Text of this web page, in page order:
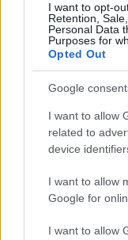
I want to opt-
Retention,
Personal Data
Purposes for
Opted Out
Google
I want to allow
related to
device
I want to allow
Google for
I want to allow
Οι
από τους
Γάζωσαν ξανά